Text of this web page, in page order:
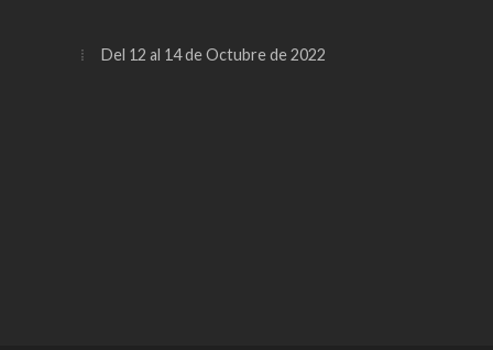
Del 12 al 14 de Octubre de 2022